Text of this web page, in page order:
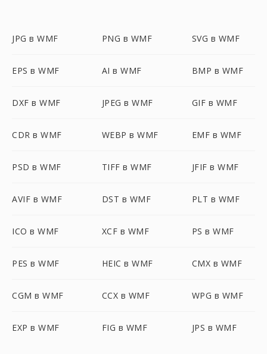
JPG в WMF PNG в WMF SVG в WMF
EPS в WMF AI в WMF BMP в WMF
DXF в WMF JPEG в WMF GIF в WMF
CDR в WMF WEBP в WMF EMF в WMF
PSD в WMF TIFF в WMF JFIF в WMF
AVIF в WMF DST в WMF PLT в WMF
ICO в WMF XCF в WMF PS в WMF
PES в WMF HEIC в WMF CMX в WMF
CGM в WMF CCX в WMF WPG в WMF
EXP в WMF FIG в WMF JPS в WMF